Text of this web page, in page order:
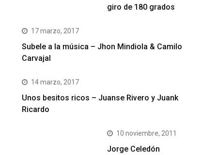
giro de 180 grados
17 marzo, 2017
Subele a la música – Jhon Mindiola & Camilo
Carvajal
14 marzo, 2017
Unos besitos ricos – Juanse Rivero y Juank
Ricardo
10 noviembre, 2011
Jorge Celedón